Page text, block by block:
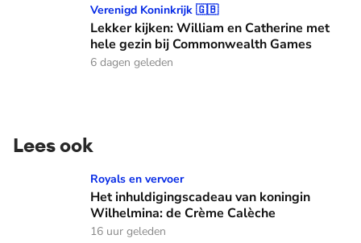
Lekker kijken: William en Catherine met hele gezin bij
Verenigd Koninkrijk 🇬🇧
Lekker kijken: William en Catherine met
hele gezin bij Commonwealth Games
6 dagen geleden
Lees ook
Het inhuldigingscadeau van koningin Wilhelmina: de
Royals en vervoer
Het inhuldigingscadeau van koningin
Wilhelmina: de Crème Calèche
16 uur geleden